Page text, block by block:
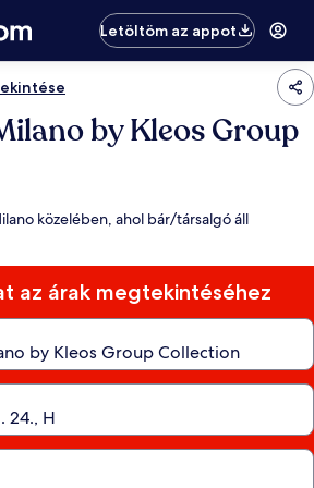
Letöltöm az appot
by Kleos Group
közelében, ahol bár/társalgó áll
az árak megtekintéséhez